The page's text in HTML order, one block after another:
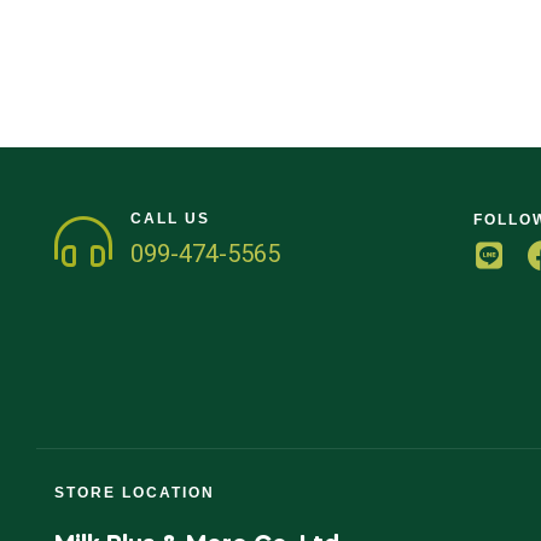
CALL US
099-474-5565
STORE LOCATION